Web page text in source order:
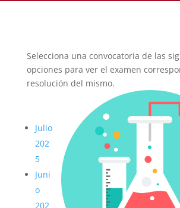
Selecciona una convocatoria de las
opciones para ver el examen
resolución del mismo.
Julio
202
5
Juni
o
202